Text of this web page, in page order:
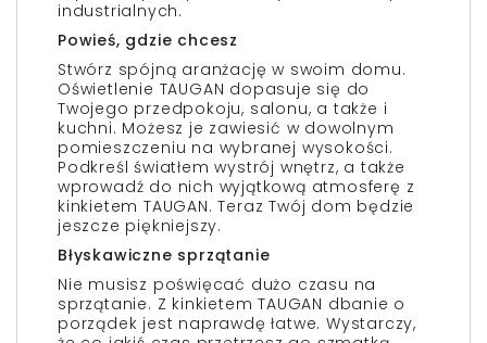
industrialnych.
Powieś, gdzie chcesz
Stwórz spójną aranżację w swoim domu.
Oświetlenie TAUGAN dopasuje się do
Twojego przedpokoju, salonu, a także i
kuchni. Możesz je zawiesić w dowolnym
pomieszczeniu na wybranej wysokości.
Podkreśl światłem wystrój wnętrz, a także
wprowadź do nich wyjątkową atmosferę z
kinkietem TAUGAN. Teraz Twój dom będzie
jeszcze piękniejszy.
Błyskawiczne sprzątanie
Nie musisz poświęcać dużo czasu na
sprzątanie. Z kinkietem TAUGAN dbanie o
porządek jest naprawdę łatwe. Wystarczy,